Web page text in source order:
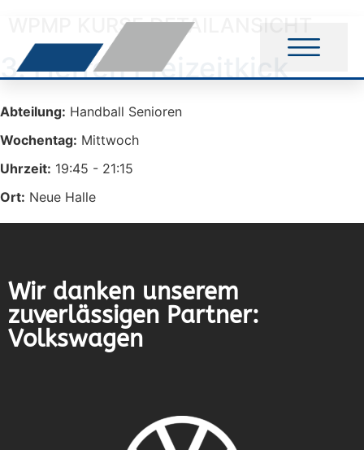
WPMP KURSE DETAILANSICHT
3. Herren Freizeitkick
Abteilung: Handball Senioren
Wochentag: Mittwoch
Uhrzeit: 19:45 - 21:15
Ort: Neue Halle
Wir danken unserem
zuverlässigen Partner:
Volkswagen